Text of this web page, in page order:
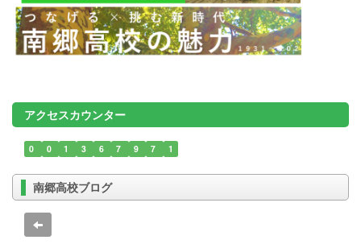
アクセスカウンター
0 0 1 3 6 7 9 7 1
南郷高校ブログ